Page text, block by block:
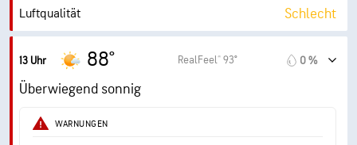
Luftqualität Schlecht
Maximaler UV-Indexwert
Böen
Luftfeuch.
13 Uhr 88° RealFeel® 93° 0 %
Überwiegend sonnig
WARNUNGEN